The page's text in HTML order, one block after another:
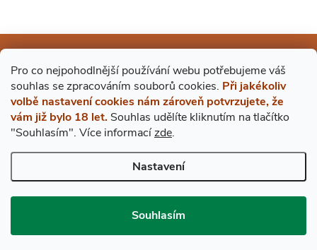
Pro co nejpohodlnější používání webu potřebujeme váš
souhlas se zpracováním souborů cookies. Při jakékoliv
volbě nastavení cookies nám zároveň potvrzujete, že
vám již bylo 18 let. Souhlas udělíte kliknutím na tlačítko
"Souhlasím". Více informacízde.
Nastavení
Souhlasím
Z
Á
P
A
T
a slevách
E-mail
Vložením e-mailu souhlasíte spodmínkami ochrany osobních údajů